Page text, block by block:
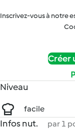
Inscrivez-vous à notre
Créer
Niveau
facile
Infos nut. par 1